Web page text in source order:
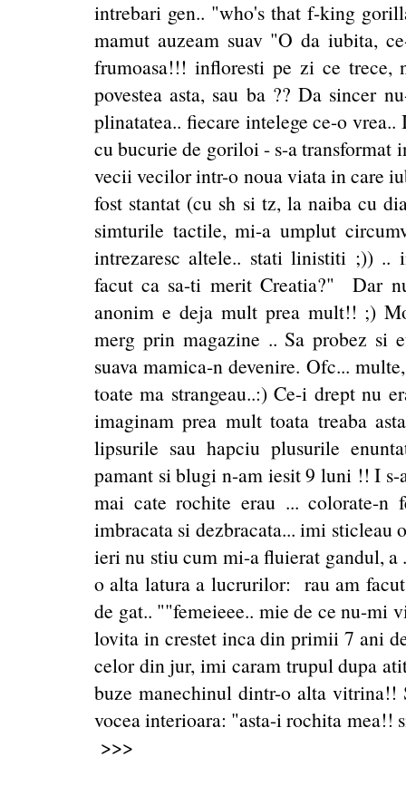
intrebari gen.. "who's that f-king
mamut auzeam suav "O da iubita,
frumoasa!!! infloresti pe zi ce
povestea asta, sau ba ?? Da sincer
plinatatea.. fiecare intelege ce-o
cu bucurie de goriloi - s-a transformat
vecii vecilor intr-o noua viata in care
fost stantat (cu sh si tz, la naiba cu
simturile tactile, mi-a umplut
intrezaresc altele.. stati linistiti ;)) ..
facut ca sa-ti merit Creatia?" Dar
anonim e deja mult prea mult!! ;)
merg prin magazine .. Sa probez si
suava mamica-n devenire. Ofc...
toate ma strangeau..:) Ce-i drept nu
imaginam prea mult toata treaba
lipsurile sau hapciu plusurile
pamant si blugi n-am iesit 9 luni !! I
mai cate rochite erau ... colorate-
imbracata si dezbracata... imi
ieri nu stiu cum mi-a fluierat gandul, a
o alta latura a lucrurilor: rau am
de gat.. ""femeieee.. mie de ce nu-mi
lovita in crestet inca din primii 7 ani
celor din jur, imi caram trupul dupa
buze manechinul dintr-o alta vitrina!!
vocea interioara: "asta-i rochita mea!!
>>>